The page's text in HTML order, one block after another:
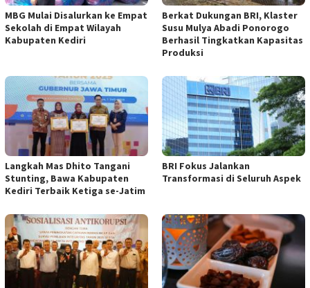
MBG Mulai Disalurkan ke Empat
Sekolah di Empat Wilayah
Kabupaten Kediri
Berkat Dukungan BRI, Klaster
Susu Mulya Abadi Ponorogo
Berhasil Tingkatkan Kapasitas
Produksi
Langkah Mas Dhito Tangani
Stunting, Bawa Kabupaten
Kediri Terbaik Ketiga se-Jatim
BRI Fokus Jalankan
Transformasi di Seluruh Aspek